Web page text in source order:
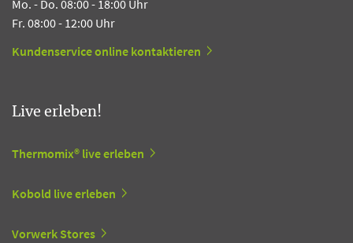
Mo. - Do. 08:00 - 18:00 Uhr
Fr. 08:00 - 12:00 Uhr
Kundenservice online kontaktieren
Live erleben!
Thermomix® live erleben
Kobold live erleben
Vorwerk Stores